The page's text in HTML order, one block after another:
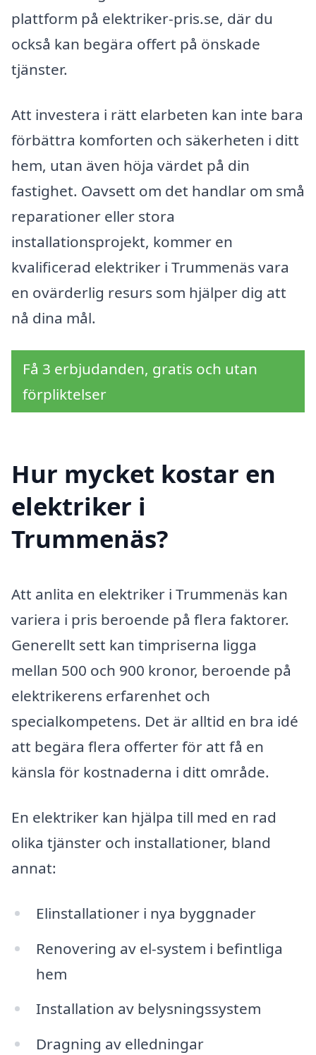
plattform på elektriker-pris.se, där du
också kan begära offert på önskade
tjänster.
Att investera i rätt elarbeten kan inte bara
förbättra komforten och säkerheten i ditt
hem, utan även höja värdet på din
fastighet. Oavsett om det handlar om små
reparationer eller stora
installationsprojekt, kommer en
kvalificerad elektriker i Trummenäs vara
en ovärderlig resurs som hjälper dig att
nå dina mål.
Få 3 erbjudanden, gratis och utan
förpliktelser
Hur mycket kostar en
elektriker i
Trummenäs?
Att anlita en elektriker i Trummenäs kan
variera i pris beroende på flera faktorer.
Generellt sett kan timpriserna ligga
mellan 500 och 900 kronor, beroende på
elektrikerens erfarenhet och
specialkompetens. Det är alltid en bra idé
att begära flera offerter för att få en
känsla för kostnaderna i ditt område.
En elektriker kan hjälpa till med en rad
olika tjänster och installationer, bland
annat:
Elinstallationer i nya byggnader
Renovering av el-system i befintliga
hem
Installation av belysningssystem
Dragning av elledningar